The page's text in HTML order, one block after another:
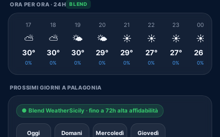
ORA PER ORA · 24H BLEND
17
⛅
30°
0%
18
⛅
30°
0%
19
🌤️
30°
0%
20
🌤️
29°
0%
21
☀️
29°
0%
22
☀️
27°
0%
23
☀️
27°
0%
00
☀️
26°
0%
PROSSIMI GIORNI A PALAGONIA
● Blend WeatherSicily · fino a 72h alta affidabilità
Oggi Domani Mercoledì Giovedì